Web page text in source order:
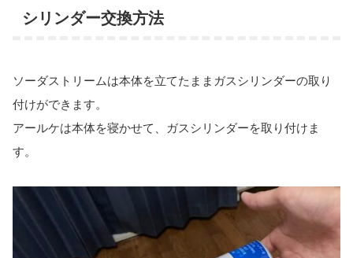
シリンダー交換方法
ソーダストリームは本体を立てたままガスシリンダーの取り
付けができます。
アールケは本体を寝かせて、ガスシリンダーを取り付けま
す。